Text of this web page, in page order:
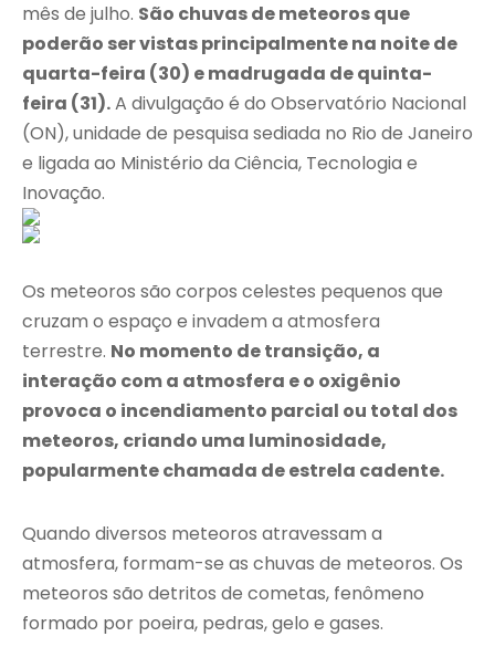
mês de julho. São chuvas de meteoros que
poderão ser vistas principalmente na noite de
quarta-feira (30) e madrugada de quinta-
feira (31).A divulgação é do Observatório Nacional
(ON), unidade de pesquisa sediada no Rio de Janeiro
e ligada ao Ministério da Ciência, Tecnologia e
Inovação.
Os meteoros são corpos celestes pequenos que
cruzam o espaço e invadem a atmosfera
terrestre. No momento de transição, a
interação com a atmosfera e o oxigênio
provoca o incendiamento parcial ou total dos
meteoros, criando uma luminosidade,
popularmente chamada de estrela cadente.
Quando diversos meteoros atravessam a
atmosfera, formam-se as chuvas de meteoros. Os
meteoros são detritos de cometas, fenômeno
formado por poeira, pedras, gelo e gases.